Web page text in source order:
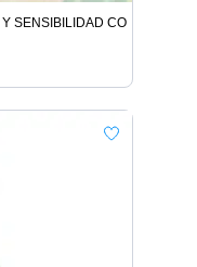
SENSIBILIDAD